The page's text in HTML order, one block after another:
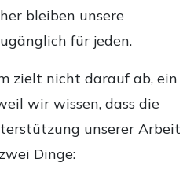
bleiben unsere
für jeden.
zielt nicht darauf ab, ein
wir wissen, dass die
unserer Arbeit
Dinge: